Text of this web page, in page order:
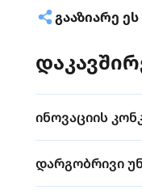
ᲒᲐᲐᲖᲘᲐᲠᲔ
ინოვაციის
დარგობრივი